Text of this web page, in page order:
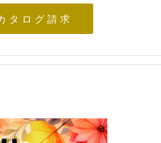
タログ請求